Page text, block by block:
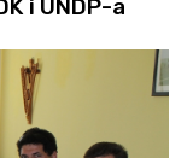
i UNDP-a